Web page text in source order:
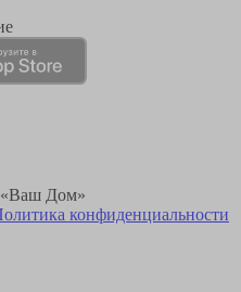
«Ваш Дом»
конфиденциальности